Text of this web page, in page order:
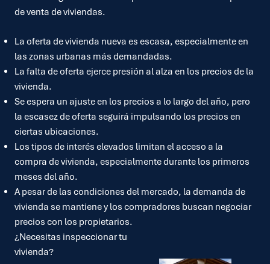
de venta de viviendas.
La oferta de vivienda nueva es escasa, especialmente en
las zonas urbanas más demandadas.
La falta de oferta ejerce presión al alza en los precios de la
vivienda.
Se espera un ajuste en los precios a lo largo del año, pero
la escasez de oferta seguirá impulsando los precios en
ciertas ubicaciones.
Los tipos de interés elevados limitan el acceso a la
compra de vivienda, especialmente durante los primeros
meses del año.
A pesar de las condiciones del mercado, la demanda de
vivienda se mantiene y los compradores buscan negociar
precios con los propietarios.
¿Necesitas inspeccionar tu
vivienda?